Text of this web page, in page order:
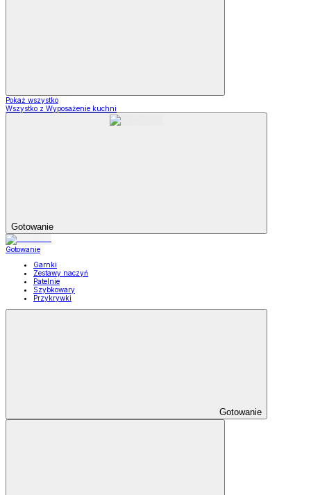
Pokaż wszystko
Wszystko z Wyposażenie kuchni
Gotowanie
Gotowanie
Garnki
Zestawy naczyń
Patelnie
Szybkowary
Przykrywki
Gotowanie